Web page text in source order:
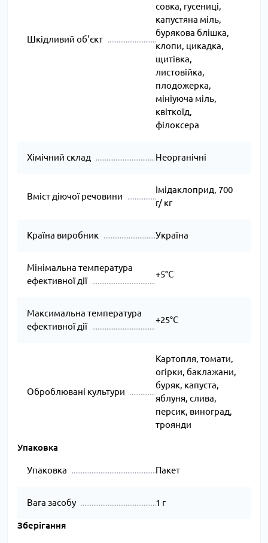
Шкідливий об'єкт
совка, гусениці,
капустяна міль,
бурякова блішка,
клопи, цикадка,
щитівка,
листовійка,
плодожерка,
мініуюча міль,
квіткоїд,
філоксера
Хімічний склад Неорганічні
Вміст діючої речовини
Імідаклоприд, 700
г/ кг
Країна виробник Україна
Мінімальна температура
ефективної дії
+5°C
Максимальна температура
ефективної дії
+25°C
Оброблювані культури
Картопля, томати,
огірки, баклажани,
буряк, капуста,
яблуня, слива,
персик, виноград,
троянди
Упаковка
Упаковка Пакет
Вага засобу 1 г
Зберігання